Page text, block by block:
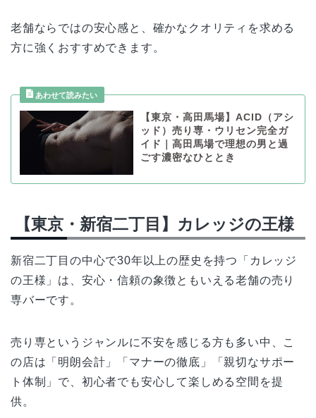
老舗ならではの安心感と、確かなクオリティを求める
方に強くおすすめできます。
【東京・高田馬場】ACID（アシ
ッド）売り専・ウリセン完全ガ
イド｜高田馬場で理想の男と過
ごす濃密なひととき
【東京・新宿二丁目】カレッジの王様
新宿二丁目の中心で30年以上の歴史を持つ「カレッジ
の王様」は、安心・信頼の象徴ともいえる老舗の売り
専バーです。
売り専というジャンルに不安を感じる方も多い中、こ
の店は「明朗会計」「マナーの徹底」「親切なサポー
ト体制」で、初心者でも安心して楽しめる空間を提
供。